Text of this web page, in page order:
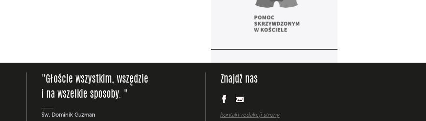
"Głoście wszystkim, wszędzie
i na wszelkie sposoby. "
Św. Dominik Guzman
Znajdź nas
kontakt redakcji strony